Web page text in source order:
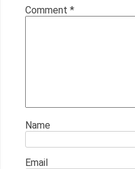
Comment *
Name
Email